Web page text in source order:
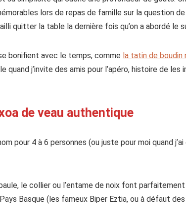
lors de repas de famille sur la question
quitter la table la dernière fois qu’on a abordé le
bonifient avec le temps, comme la tatin de boudin
quand j’invite des amis pour l’apéro, histoire de les
de veau authentique
pour 4 à 6 personnes (ou juste pour moi quand
le collier ou l’entame de noix font
Basque (les fameux Biper Eztia, ou à défaut